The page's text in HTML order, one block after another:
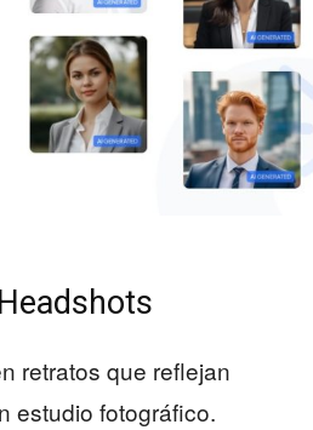
retratos que reflejan
estudio fotográfico.